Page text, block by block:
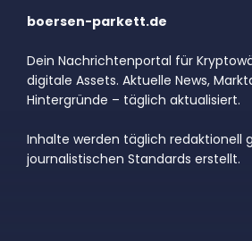
boersen-parkett.de
Dein Nachrichtenportal für
digitale Assets. Aktuelle News,
Hintergründe – täglich aktualisiert.
Inhalte werden täglich redaktionell
journalistischen Standards erstellt.